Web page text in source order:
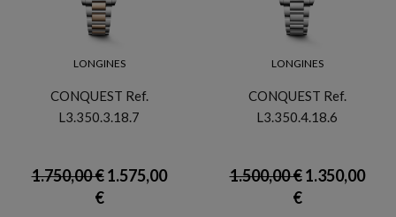
LONGINES
CONQUEST Ref.
L3.350.3.18.7
1.750,00 €1.575,00
€
LONGINES
CONQUEST Ref.
L3.350.4.18.6
1.500,00 €1.350,00
€